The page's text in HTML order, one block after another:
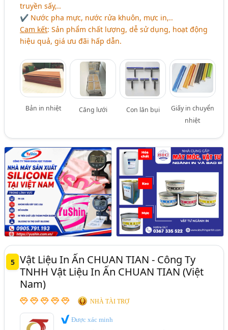
truyền sấy,..
✔ Nước pha mực, nước rửa khuôn, mực in,..
Cam kết: Sản phẩm chất lượng, dễ sử dụng, hoạt động
hiệu quả, giá ưu đãi hấp dẫn.
Bản in nhiệt Căng lưới Con lăn bụi
Giấy in chuyển
nhiệt
5 Vật Liệu In Ấn CHUAN TIAN - Công Ty
TNHH Vật Liệu In Ấn CHUAN TIAN (Việt
Nam)
NHÀ TÀI TRỢ
Được xác minh